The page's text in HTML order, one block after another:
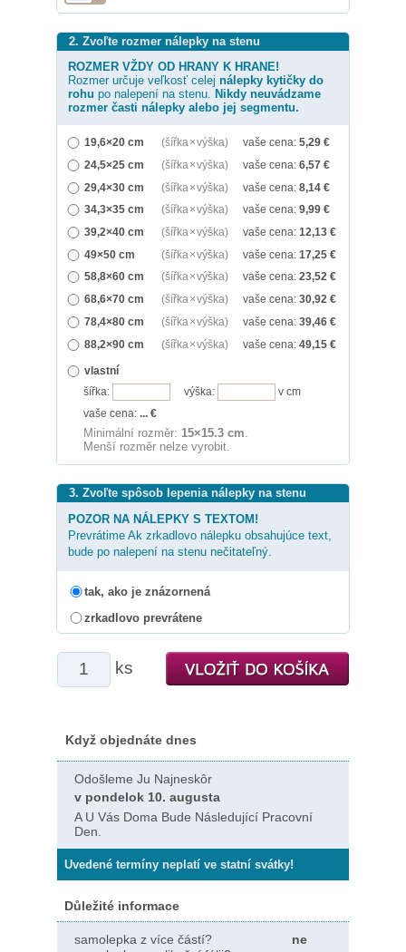
2. Zvoľte rozmer nálepky na stenu
ROZMER VŽDY OD HRANY K HRANE!
Rozmer určuje veľkosť celej nálepky kytičky do
rohu po nalepení na stenu. Nikdy neuvádzame
rozmer časti nálepky alebo jej segmentu.
19,6×20 cm (šířka × výška) vaše cena: 5,29 €
24,5×25 cm
(šířka × výška) vaše cena: 6,57 €
29,4×30 cm
(šířka × výška) vaše cena: 8,14 €
34,3×35 cm
(šířka × výška) vaše cena: 9,99 €
39,2×40 cm
(šířka × výška) vaše cena: 12,13 €
49×50 cm
(šířka × výška) vaše cena: 17,25 €
58,8×60 cm
(šířka × výška) vaše cena: 23,52 €
68,6×70 cm
(šířka × výška) vaše cena: 30,92 €
78,4×80 cm
(šířka × výška) vaše cena: 39,46 €
88,2×90 cm
(šířka × výška) vaše cena: 49,15 €
vlastní
šířka:
výška:
v cm
vaše cena: ... €
Minimální rozměr: 15×15.3 cm.
Menší rozměr nelze vyrobit.
3. Zvoľte spôsob lepenia nálepky na stenu
POZOR NA NÁLEPKY S TEXTOM!
Prevrátime Ak zrkadlovo nálepku obsahujúce text,
bude po nalepení na stenu nečitateľný.
tak, ako je znázornená
zrkadlovo prevrátene
ks
Když objednáte dnes
Odošleme Ju Najneskôr
v pondelok 10. augusta
A U Vás Doma Bude Následující Pracovní
Den.
Uvedené termíny neplatí ve statní svátky!
Důležité informace
samolepka z více částí?
ne